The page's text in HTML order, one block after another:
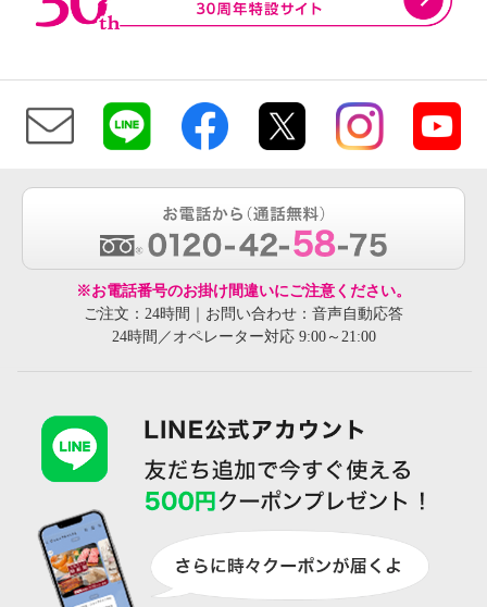
※お電話番号のお掛け間違いにご注意ください。
ご注文：24時間｜お問い合わせ：音声自動応答
24時間／オペレーター対応 9:00～21:00